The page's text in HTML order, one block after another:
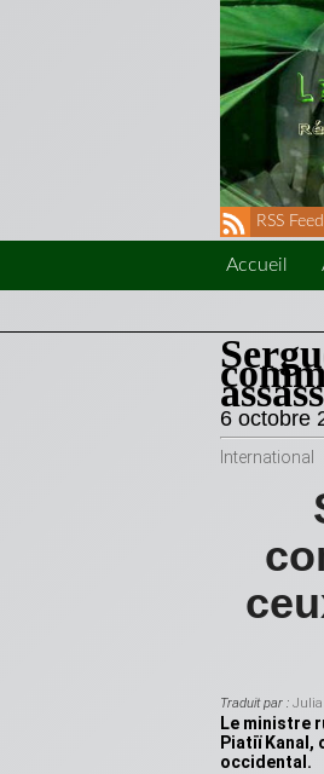
RSS Feed
Accueil
6 octobre
International
Traduit par : Julia
Le ministre
Piatiï
occidental.